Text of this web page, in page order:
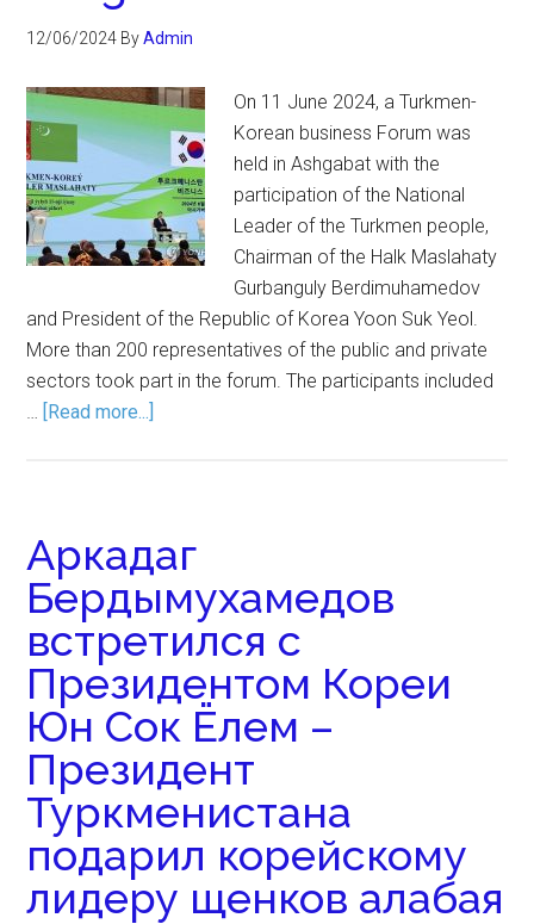
12/06/2024 ByAdmin
On 11 June 2024, a Turkmen-
Korean business Forum was
held in Ashgabat with the
participation of the National
Leader of the Turkmen people,
Chairman of the Halk Maslahaty
Gurbanguly Berdimuhamedov
and President of the Republic of Korea Yoon Suk Yeol.
More than 200 representatives of the public and private
sectors took part in the forum. The participants included
… [Read more...]
Аркадаг
Бердымухамедов
встретился с
Президентом Кореи
Юн Сок Ёлем –
Президент
Туркменистана
подарил корейскому
лидеру щенков алабая